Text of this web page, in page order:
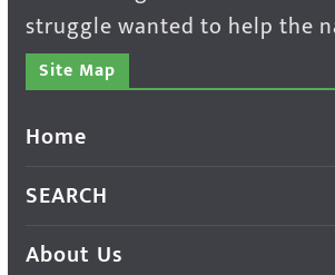
struggle wanted to help the
Site Map
Home
SEARCH
About Us